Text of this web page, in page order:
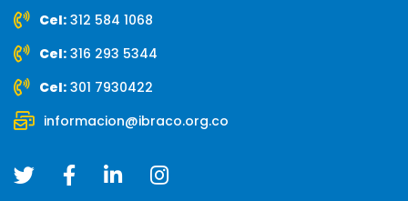
Cel: 312 584 1068
Cel: 316 293 5344
Cel: 301 7930422
informacion@ibraco.org.co